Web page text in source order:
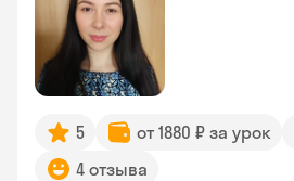
5 от 1880 ₽ за урок
4 отзыва